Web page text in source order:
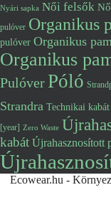
Nyári sapka Női felsők
pulóver Organikus
pulóver Organikus
Organikus
PulóverPóló
Strandra Technikai kabát
[year] Zero Waste
kabát Újrahasznosított
Ecowear.hu -